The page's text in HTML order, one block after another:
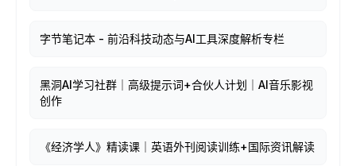
字节笔记本 - 前沿科技动态与AI工具深度解析专栏
黑洞AI学习社群｜高级提示词+合伙人计划｜AI音乐影视
创作
《经济学人》精读课｜英语外刊阅读训练+国际资讯解读